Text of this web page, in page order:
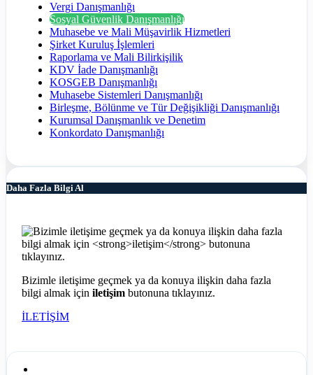
Vergi Danışmanlığı
Sosyal Güvenlik Danışmanlığı
Muhasebe ve Mali Müşavirlik Hizmetleri
Şirket Kuruluş İşlemleri
Raporlama ve Mali Bilirkişilik
KDV İade Danışmanlığı
KOSGEB Danışmanlığı
Muhasebe Sistemleri Danışmanlığı
Birleşme, Bölünme ve Tür Değişikliği Danışmanlığı
Kurumsal Danışmanlık ve Denetim
Konkordato Danışmanlığı
Daha Fazla Bilgi Al
Bizimle iletişime geçmek ya da konuya ilişkin daha fazla
bilgi almak için iletişim butonuna tıklayınız.
İLETİŞİM